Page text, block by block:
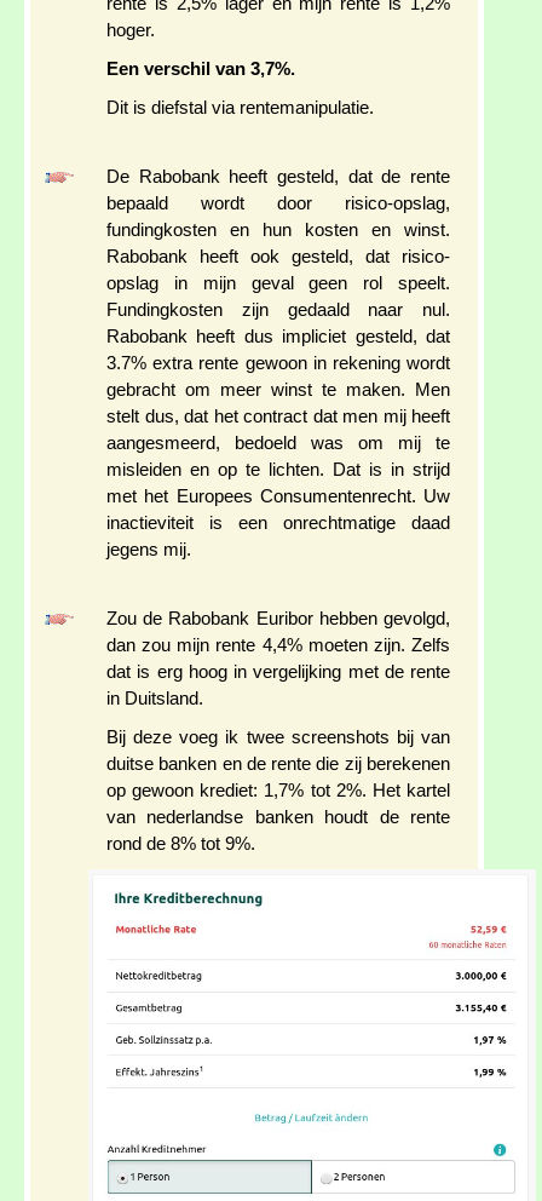
rente is 2,5% lager en mijn rente is 1,2%
hoger.
Een verschil van 3,7%.
Dit is diefstal via rentemanipulatie.
De Rabobank heeft gesteld, dat de rente
bepaald wordt door risico-opslag,
fundingkosten en hun kosten en winst.
Rabobank heeft ook gesteld, dat risico-
opslag in mijn geval geen rol speelt.
Fundingkosten zijn gedaald naar nul.
Rabobank heeft dus impliciet gesteld, dat
3.7% extra rente gewoon in rekening wordt
gebracht om meer winst te maken. Men
stelt dus, dat het contract dat men mij heeft
aangesmeerd, bedoeld was om mij te
misleiden en op te lichten. Dat is in strijd
met het Europees Consumentenrecht. Uw
inactieviteit is een onrechtmatige daad
jegens mij.
Zou de Rabobank Euribor hebben gevolgd,
dan zou mijn rente 4,4% moeten zijn. Zelfs
dat is erg hoog in vergelijking met de rente
in Duitsland.
Bij deze voeg ik twee screenshots bij van
duitse banken en de rente die zij berekenen
op gewoon krediet: 1,7% tot 2%. Het kartel
van nederlandse banken houdt de rente
rond de 8% tot 9%.